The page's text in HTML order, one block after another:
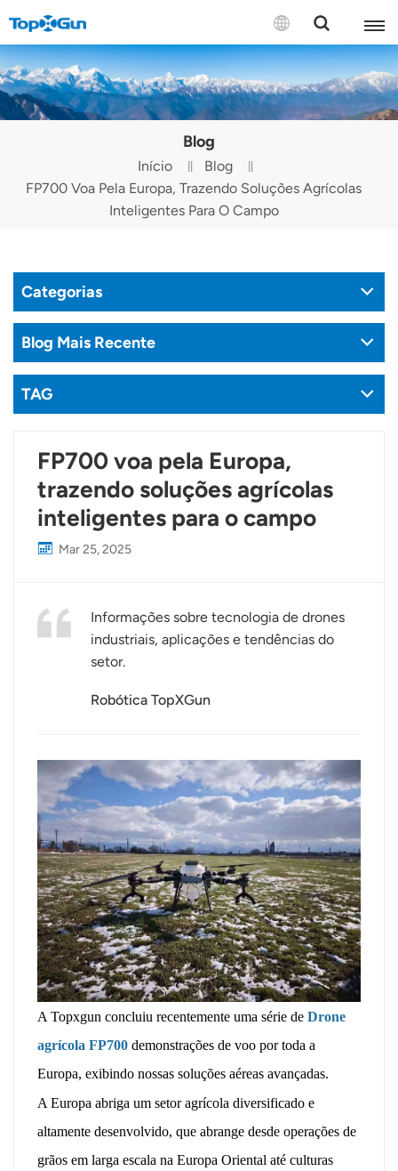
CONTATE-NOS
English
Русский
Português(Brasil)
Türkçe
Tiếng Việt
Blog
Início
Blog
FP700 Voa Pela Europa, Trazendo Soluções Agrícolas
Inteligentes Para O Campo
Categorias
Blog Mais Recente
TAG
FP700 voa pela Europa,
trazendo soluções agrícolas
inteligentes para o campo
Mar 25, 2025
Informações sobre tecnologia de drones
industriais, aplicações e tendências do
setor.
Robótica TopXGun
A Topxgun concluiu recentemente uma série deDrone
agrícola FP700 demonstrações de voo por toda a
Europa, exibindo nossas soluções aéreas avançadas.
A Europa abriga um setor agrícola diversificado e
altamente desenvolvido, que abrange desde operações de
grãos em larga escala na Europa Oriental até culturas